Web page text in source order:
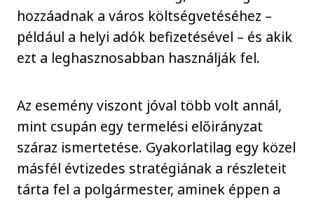
hozzáadnak a város költségvetéséhez –
például a helyi adók befizetésével – és akik
ezt a leghasznosabban használják fel.
Az esemény viszont jóval több volt annál,
mint csupán egy termelési előirányzat
száraz ismertetése. Gyakorlatilag egy közel
másfél évtizedes stratégiának a részleteit
tárta fel a polgármester, aminek éppen a